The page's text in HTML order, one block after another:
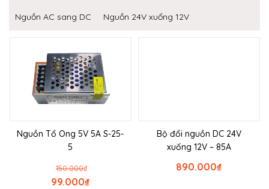
Nguồn AC sang DC Nguồn 24V xuống 12V
Nguồn Tổ Ong 5V 5A S-25-
5
₫
150.000
₫
99.000
Bộ đổi nguồn DC 24V
xuống 12V – 85A
₫
890.000